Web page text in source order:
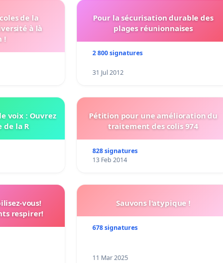
de la
à là
Réunion !
Pour la sécurisation durable des
plages réunionnaises
2 800 signatures
31 Jul 2012
voix : Ouvrez
de la R
Pétition pour une amélioration du
traitement des colis 974
828 signatures
13 Feb 2014
vous!
respirer!
Sauvons l'atypique !
678 signatures
11 Mar 2025